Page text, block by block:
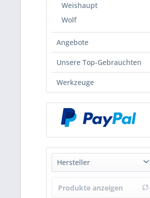
Weishaupt
Wolf
Angebote
Unsere Top-Gebrauchten
Werkzeuge
Hersteller
Brötje
Produkte anzeigen